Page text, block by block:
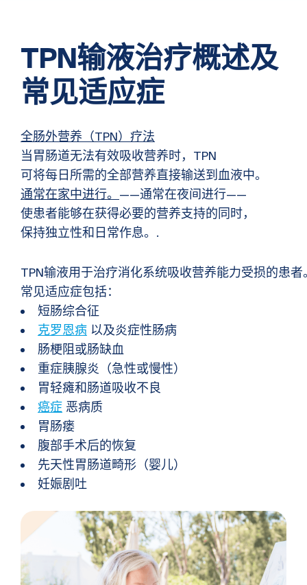
TPN输液治疗概述及
常见适应症
全肠外营养（TPN）疗法
当胃肠道无法有效吸收营养时，TPN
可将每日所需的全部营养直接输送到血液中。
通常在家中进行。 ——通常在夜间进行——
使患者能够在获得必要的营养支持的同时，
保持独立性和日常作息。.
TPN输液用于治疗消化系统吸收营养能力受损的患者
常见适应症包括：
短肠综合征
克罗恩病 以及炎症性肠病
肠梗阻或肠缺血
重症胰腺炎（急性或慢性）
胃轻瘫和肠道吸收不良
癌症 恶病质
胃肠瘘
腹部手术后的恢复
先天性胃肠道畸形（婴儿）
妊娠剧吐